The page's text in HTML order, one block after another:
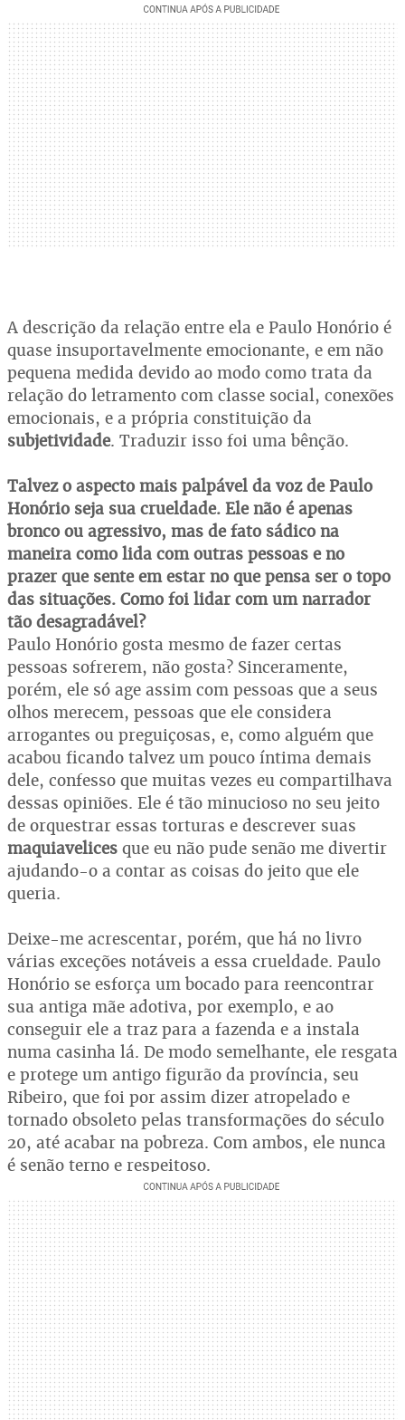
A descrição da relação entre ela e Paulo Honório é
quase insuportavelmente emocionante, e em não
pequena medida devido ao modo como trata da
relação do letramento com classe social, conexões
emocionais, e a própria constituição da
subjetividade. Traduzir isso foi uma bênção.
Talvez o aspecto mais palpável da voz de Paulo
Honório seja sua crueldade. Ele não é apenas
bronco ou agressivo, mas de fato sádico na
maneira como lida com outras pessoas e no
prazer que sente em estar no que pensa ser o topo
das situações. Como foi lidar com um narrador
tão desagradável?
Paulo Honório gosta mesmo de fazer certas
pessoas sofrerem, não gosta? Sinceramente,
porém, ele só age assim com pessoas que a seus
olhos merecem, pessoas que ele considera
arrogantes ou preguiçosas, e, como alguém que
acabou ficando talvez um pouco íntima demais
dele, confesso que muitas vezes eu compartilhava
dessas opiniões. Ele é tão minucioso no seu jeito
de orquestrar essas torturas e descrever suas
maquiavelices que eu não pude senão me divertir
ajudando-o a contar as coisas do jeito que ele
queria.
Deixe-me acrescentar, porém, que há no livro
várias exceções notáveis a essa crueldade. Paulo
Honório se esforça um bocado para reencontrar
sua antiga mãe adotiva, por exemplo, e ao
conseguir ele a traz para a fazenda e a instala
numa casinha lá. De modo semelhante, ele resgata
e protege um antigo figurão da província, seu
Ribeiro, que foi por assim dizer atropelado e
tornado obsoleto pelas transformações do século
20, até acabar na pobreza. Com ambos, ele nunca
é senão terno e respeitoso.